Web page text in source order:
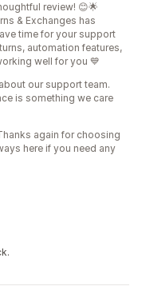
review! 😊🌟
& Exchanges has
time for your support
automation features,
well for you 💙
our support team.
is something we care
again for choosing
here if you need any